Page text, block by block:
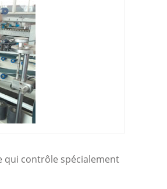
qui contrôle spécialement